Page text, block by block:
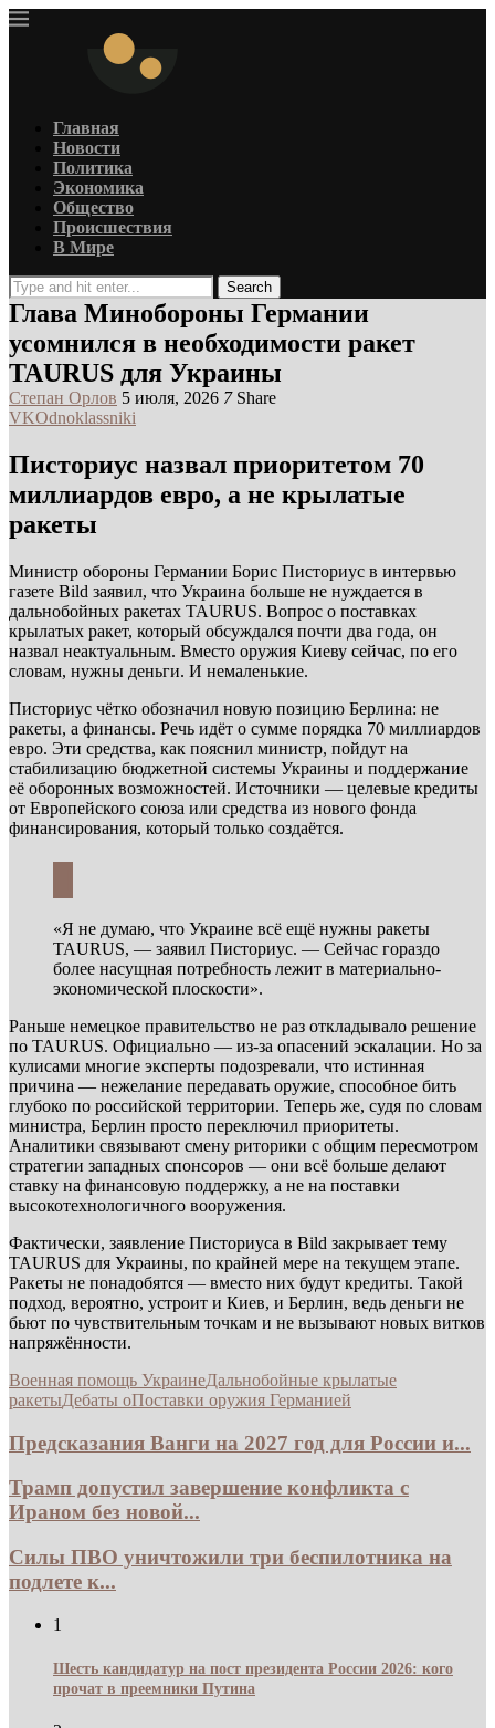
Главная
Новости
Политика
Экономика
Общество
Происшествия
В Мире
Search
Глава Минобороны Германии
усомнился в необходимости ракет
TAURUS для Украины
Степан Орлов 5 июля, 2026 7 Share
VKOdnoklassniki
Писториус назвал приоритетом 70
миллиардов евро, а не крылатые
ракеты
Министр обороны Германии Борис Писториус в интервью
газете Bild заявил, что Украина больше не нуждается в
дальнобойных ракетах TAURUS. Вопрос о поставках
крылатых ракет, который обсуждался почти два года, он
назвал неактуальным. Вместо оружия Киеву сейчас, по его
словам, нужны деньги. И немаленькие.
Писториус чётко обозначил новую позицию Берлина: не
ракеты, а финансы. Речь идёт о сумме порядка 70 миллиардов
евро. Эти средства, как пояснил министр, пойдут на
стабилизацию бюджетной системы Украины и поддержание
её оборонных возможностей. Источники — целевые кредиты
от Европейского союза или средства из нового фонда
финансирования, который только создаётся.
«Я не думаю, что Украине всё ещё нужны ракеты
TAURUS, — заявил Писториус. — Сейчас гораздо
более насущная потребность лежит в материально-
экономической плоскости».
Раньше немецкое правительство не раз откладывало решение
по TAURUS. Официально — из-за опасений эскалации. Но за
кулисами многие эксперты подозревали, что истинная
причина — нежелание передавать оружие, способное бить
глубоко по российской территории. Теперь же, судя по словам
министра, Берлин просто переключил приоритеты.
Аналитики связывают смену риторики с общим пересмотром
стратегии западных спонсоров — они всё больше делают
ставку на финансовую поддержку, а не на поставки
высокотехнологичного вооружения.
Фактически, заявление Писториуса в Bild закрывает тему
TAURUS для Украины, по крайней мере на текущем этапе.
Ракеты не понадобятся — вместо них будут кредиты. Такой
подход, вероятно, устроит и Киев, и Берлин, ведь деньги не
бьют по чувствительным точкам и не вызывают новых витков
напряжённости.
Военная помощь УкраинеДальнобойные крылатые
ракетыДебаты оПоставки оружия Германией
Предсказания Ванги на 2027 год для России и...
Трамп допустил завершение конфликта с
Ираном без новой...
Силы ПВО уничтожили три беспилотника на
подлете к...
1
Шесть кандидатур на пост президента России 2026: кого
прочат в преемники Путина